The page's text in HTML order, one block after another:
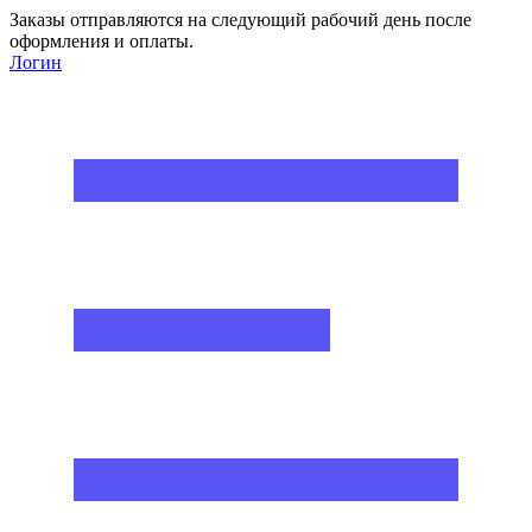
Заказы отправляются на следующий рабочий день после
оформления и оплаты.
Логин